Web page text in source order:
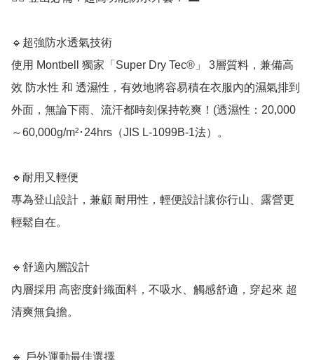
🔹超強防水透氣技術
使用 Montbell 獨家「Super Dry Tec®」 3層質料，兼備高
效 防水性 和 透濕性，有效地將容易積在衣服內的濕氣排到
外面，無論下雨、流汗都時刻保持乾爽！(透濕性：20,000
～60,000g/m²･24hrs（JIS L-1099B-1法）。
🔹耐用又輕便
專為登山設計，兼顧 耐用性，輕便設計讓你行山、露營更
輕鬆自在。
🔹舒適內層設計
內層採用 高密度針織面料，不吸水、觸感舒適，穿起來 超
清爽無負擔。
🔹 戶外運動最佳選擇